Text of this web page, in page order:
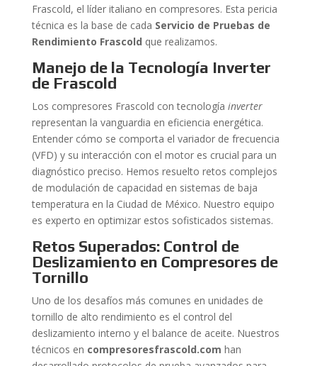
Frascold, el líder italiano en compresores. Esta pericia
técnica es la base de cada Servicio de Pruebas de
Rendimiento Frascold que realizamos.
Manejo de la Tecnología Inverter
de Frascold
Los compresores Frascold con tecnología inverter
representan la vanguardia en eficiencia energética.
Entender cómo se comporta el variador de frecuencia
(VFD) y su interacción con el motor es crucial para un
diagnóstico preciso. Hemos resuelto retos complejos
de modulación de capacidad en sistemas de baja
temperatura en la Ciudad de México. Nuestro equipo
es experto en optimizar estos sofisticados sistemas.
Retos Superados: Control de
Deslizamiento en Compresores de
Tornillo
Uno de los desafíos más comunes en unidades de
tornillo de alto rendimiento es el control del
deslizamiento interno y el balance de aceite. Nuestros
técnicos en compresoresfrascold.com han